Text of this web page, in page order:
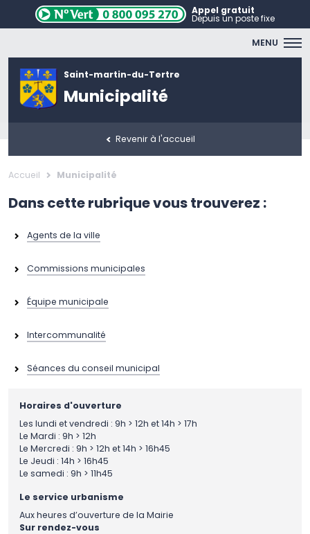
Appel gratuit
Depuis un poste fixe
MENU
Saint-martin-du-Tertre
Municipalité
Revenir à l'accueil
Accueil Municipalité
Dans cette rubrique vous trouverez :
Agents de la ville
Commissions municipales
Équipe municipale
Intercommunalité
Séances du conseil municipal
Horaires d'ouverture
Les lundi et vendredi : 9h > 12h et 14h > 17h
Le Mardi : 9h > 12h
Le Mercredi : 9h > 12h et 14h > 16h45
Le Jeudi : 14h > 16h45
Le samedi : 9h > 11h45
Le service urbanisme
Aux heures d’ouverture de la Mairie
Sur rendez-vous